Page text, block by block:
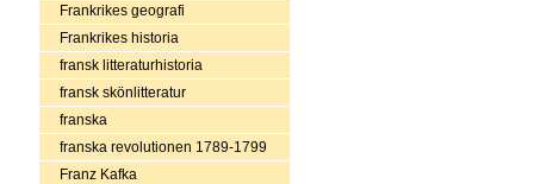
Frankrikes geografi
Frankrikes historia
fransk litteraturhistoria
fransk skönlitteratur
franska
franska revolutionen 1789-1799
Franz Kafka